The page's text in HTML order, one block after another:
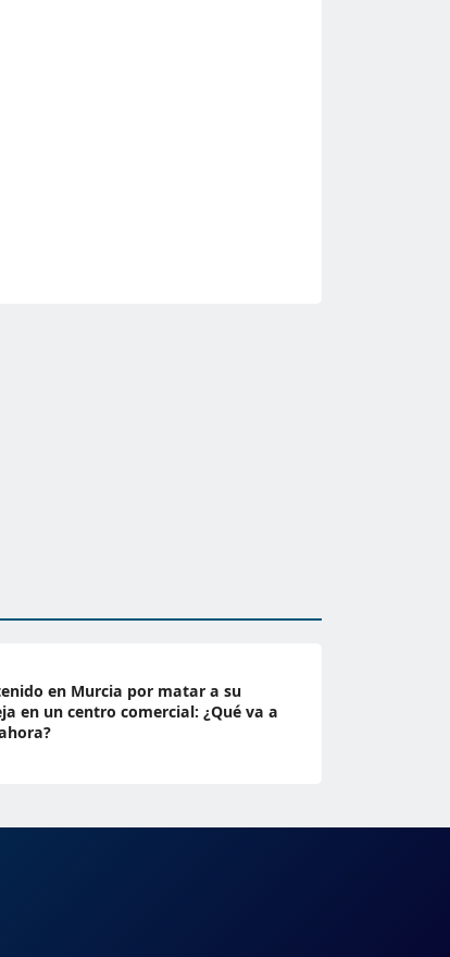
en Murcia por matar a su
en un centro comercial: ¿Qué va a